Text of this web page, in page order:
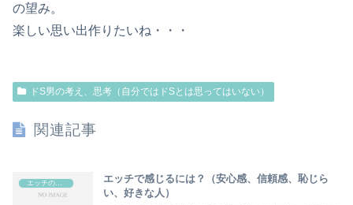
の望み。
楽しい思い出作りたいね・・・
ドS男の考え、思考（自分ではドSとは思ってはいない）
関連記事
エッチで感じるには？（安心感、信頼感、恥じら
い、好きな人）